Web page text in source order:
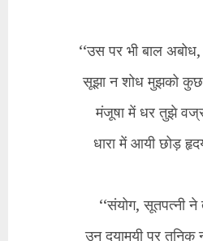
‘‘उस पर भी बाल
सूझा न शोध मुझको
मंजूषा में धर तुझे
धारा में आयी छोड़
‘‘संयोग, सूतपत्नी
उन दयामयी पर